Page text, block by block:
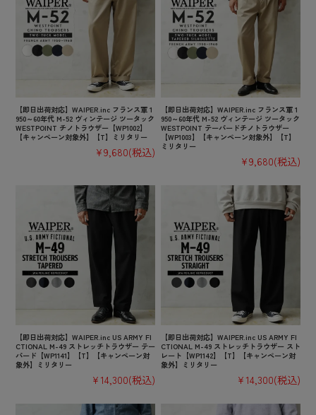
【即日出荷対応】WAIPER.inc フランス軍 1
950～60年代 M-52 ヴィンテージ ツータック
WESTPOINT チノトラウザー【WP1002】
【キャンペーン対象外】【T】ミリタリー
¥9,680(税込)
【即日出荷対応】WAIPER.inc フランス軍 1
950～60年代 M-52 ヴィンテージ ツータック
WESTPOINT テーパードチノトラウザー
【WP1003】【キャンペーン対象外】【T】
ミリタリー
¥9,680(税込)
【即日出荷対応】WAIPER.inc US ARMY FI
CTIONAL M-49 ストレッチトラウザー テー
パード【WP1141】【T】【キャンペーン対
象外】ミリタリー
¥14,300(税込)
【即日出荷対応】WAIPER.inc US ARMY FI
CTIONAL M-49 ストレッチトラウザー スト
レート【WP1142】【T】【キャンペーン対
象外】ミリタリー
¥14,300(税込)